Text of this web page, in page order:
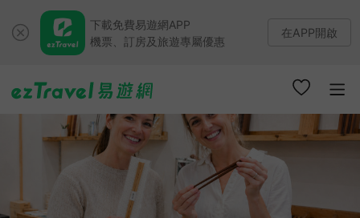
下載免費易遊網APP
機票、訂房及旅遊專屬優惠
在APP開啟